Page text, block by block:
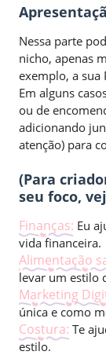
Nessa parte
nicho, apenas
exemplo, a sua
Em alguns
ou de
adicionando
atenção) para
(Para
seu foco,
Finanças: Eu
vida financeira.
Alimentação
levar um estilo
Marketing
única e como
Costura: Te
estilo.